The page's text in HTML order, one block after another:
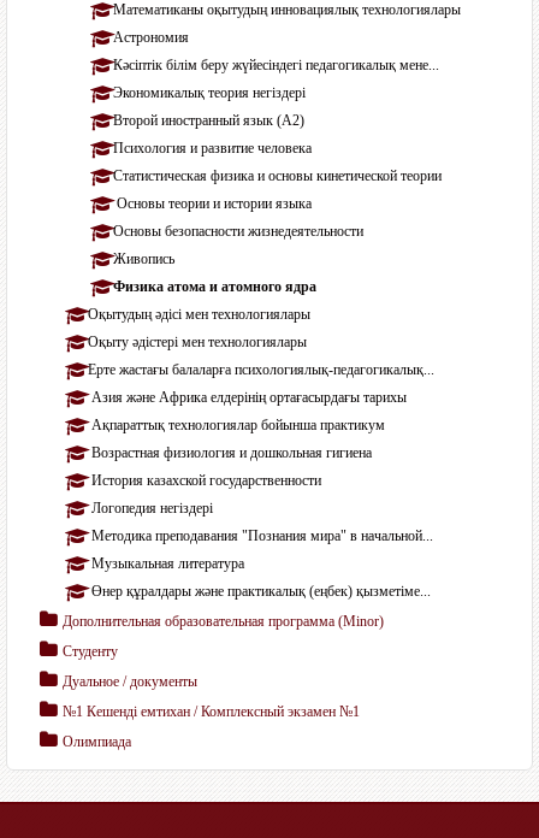
Математиканы оқытудың инновациялық технологиялары
Астрономия
Кәсіптік білім беру жүйесіндегі педагогикалық мене...
Экономикалық теория негіздері
Второй иностранный язык (А2)
Психология и развитие человека
Статистическая физика и основы кинетической теории
Основы теории и истории языка
Основы безопасности жизнедеятельности
Живопись
Физика атома и атомного ядра
Оқытудың әдісі мен технологиялары
Оқыту әдістері мен технологиялары
Ерте жастағы балаларға психологиялық-педагогикалық...
Азия және Африка елдерінің ортағасырдағы тарихы
Ақпараттық технологиялар бойынша практикум
Возрастная физиология и дошкольная гигиена
История казахской государственности
Логопедия негіздері
Методика преподавания "Познания мира" в начальной...
Музыкальная литература
Өнер құралдары және практикалық (еңбек) қызметіме...
Дополнительная образовательная программа (Мinor)
Студенту
Дуальное / документы
№1 Кешенді емтихан / Комплексный экзамен №1
Олимпиада